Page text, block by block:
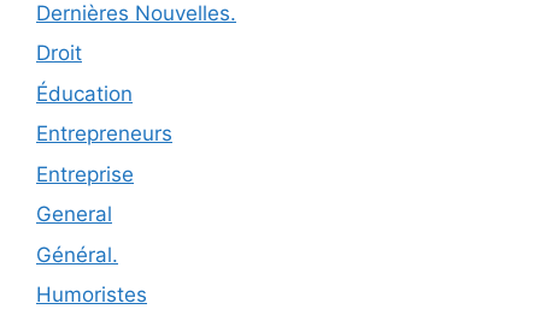
Dernières Nouvelles.
Droit
Éducation
Entrepreneurs
Entreprise
General
Général.
Humoristes